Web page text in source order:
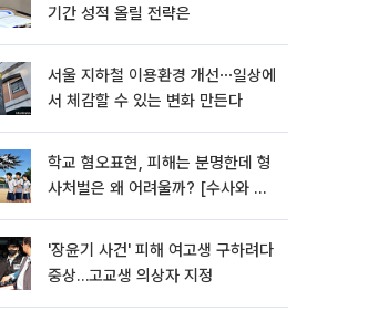
기간 성적 올릴 전략은
서울 지하철 이용환경 개선⋯일상에
서 체감할 수 있는 변화 만든다
학교 혐오표현, 피해는 분명한데 형
사처벌은 왜 어려울까? [수사와 재
'장윤기 사건' 피해 여고생 구하려다
중상…고교생 의상자 지정